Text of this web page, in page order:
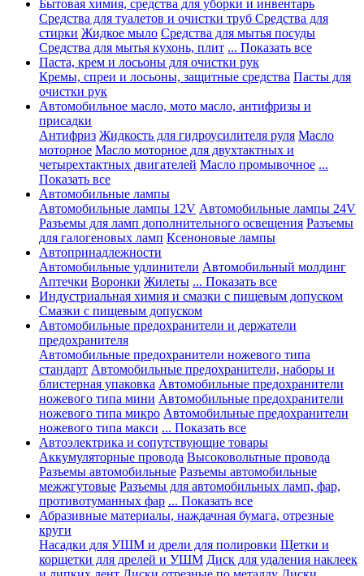
Бытовая химия, средства для уборки и инвентарь
Средства для туалетов и очистки труб Средства для
стирки Жидкое мыло Средства для мытья посуды
Средства для мытья кухонь, плит ... Показать все
Паста, крем и лосьоны для очистки рук
Кремы, спреи и лосьоны, защитные средства Пасты для
очистки рук
Автомобильное масло, мото масло, антифризы и
присадки
Антифриз Жидкость для гидроусилителя руля Масло
моторное Масло моторное для двухтактных и
четырехтактных двигателей Масло промывочное ...
Показать все
Автомобильные лампы
Автомобильные лампы 12V Автомобильные лампы 24V
Разъемы для ламп дополнительного освещения Разъемы
для галогеновых ламп Ксеноновые лампы
Автопринадлежности
Автомобильные удлинители Автомобильный молдинг
Аптечки Воронки Жилеты ... Показать все
Индустриальная химия и смазки с пищевым допуском
Смазки с пищевым допуском
Автомобильные предохранители и держатели
предохранителя
Автомобильные предохранители ножевого типа
стандарт Автомобильные предохранители, наборы и
блистерная упаковка Автомобильные предохранители
ножевого типа мини Автомобильные предохранители
ножевого типа микро Автомобильные предохранители
ножевого типа макси ... Показать все
Автоэлектрика и сопутствующие товары
Аккумуляторные провода Высоковольтные провода
Разъемы автомобильные Разъемы автомобильные
межжгутовые Разъемы для автомобильных ламп, фар,
противотуманных фар ... Показать все
Абразивные материалы, наждачная бумага, отрезные
круги
Насадки для УШМ и дрели для полировки Щетки и
корщетки для дрелей и УШМ Диск для удаления наклеек